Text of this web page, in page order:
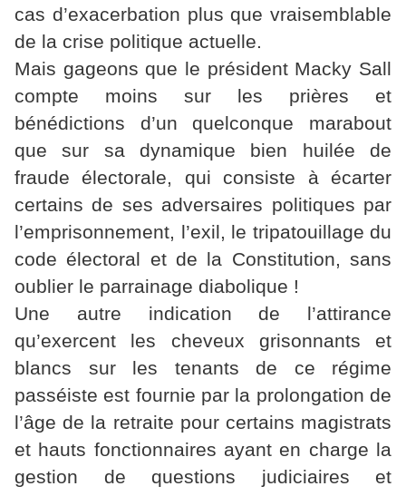
cas d’exacerbation plus que vraisemblable
de la crise politique actuelle.
Mais gageons que le président Macky Sall
compte moins sur les prières et
bénédictions d’un quelconque marabout
que sur sa dynamique bien huilée de
fraude électorale, qui consiste à écarter
certains de ses adversaires politiques par
l’emprisonnement, l’exil, le tripatouillage du
code électoral et de la Constitution, sans
oublier le parrainage diabolique !
Une autre indication de l’attirance
qu’exercent les cheveux grisonnants et
blancs sur les tenants de ce régime
passéiste est fournie par la prolongation de
l’âge de la retraite pour certains magistrats
et hauts fonctionnaires ayant en charge la
gestion de questions judiciaires et